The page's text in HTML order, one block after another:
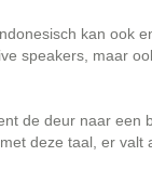
kan ook
speakers, maar
de deur naar
deze taal, er